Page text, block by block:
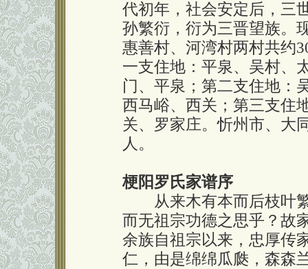
代初年，社会安定后，三
孙繁衍，衍为三晋望族。
惠善村、河湾村两村共约
一支住地：平泉、吴村、
门、平泉；第二支住地：
西马峪、西关；第三支住
关、罗家庄。忻州市、大
人。
梗阳罗氏家谱序
从来木有本而后枝叶繁
而无祖宗功德之思乎？故
余族自祖宗以来，忠厚传
仁，由是绵绵瓜瓞，森森